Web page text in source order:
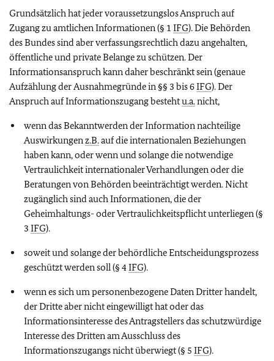
Grundsätzlich hat jedervoraussetzungslosAnspruch auf
Zugang zu amtlichen Informationen (§ 1 IFG). Die Behörden
des Bundes sind aber verfassungsrechtlich dazu angehalten,
öffentliche und private Belange zu schützen. Der
Informationsanspruchkann daher beschränkt sein (genaue
Aufzählung derAusnahmegründein §§ 3 bis 6IFG). Der
Anspruch aufInformationszugangbestehtu.a.nicht,
wenn das Bekanntwerden der Information nachteilige
Auswirkungenz.B.auf die internationalen Beziehungen
haben kann, oder wenn und solange die notwendige
Vertraulichkeit internationaler Verhandlungen oder die
Beratungen von Behörden beeinträchtigt werden. Nicht
zugänglich sind auch Informationen, die der
Geheimhaltungs- oderVertraulichkeitspflichtunterliegen (§
3 IFG).
soweit und solange der behördliche Entscheidungsprozess
geschützt werden soll (§ 4IFG).
wenn es sich um personenbezogene Daten Dritter handelt,
der Dritte aber nicht eingewilligt hat oder das
Informationsinteressedes Antragstellers das schutzwürdige
Interesse des Dritten am Ausschluss des
Informationszugangsnicht überwiegt (§ 5 IFG).